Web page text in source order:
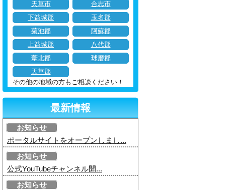
天草市
合志市
下益城郡
玉名郡
菊池郡
阿蘇郡
上益城郡
八代郡
葦北郡
球磨郡
天草郡
その他の地域の方もご相談ください！
最新情報
お知らせ
ポータルサイトをオープンしまし...
お知らせ
公式YouTubeチャンネル開...
お知らせ